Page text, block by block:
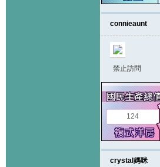
connieaunt
禁止訪問
124
crystal媽咪